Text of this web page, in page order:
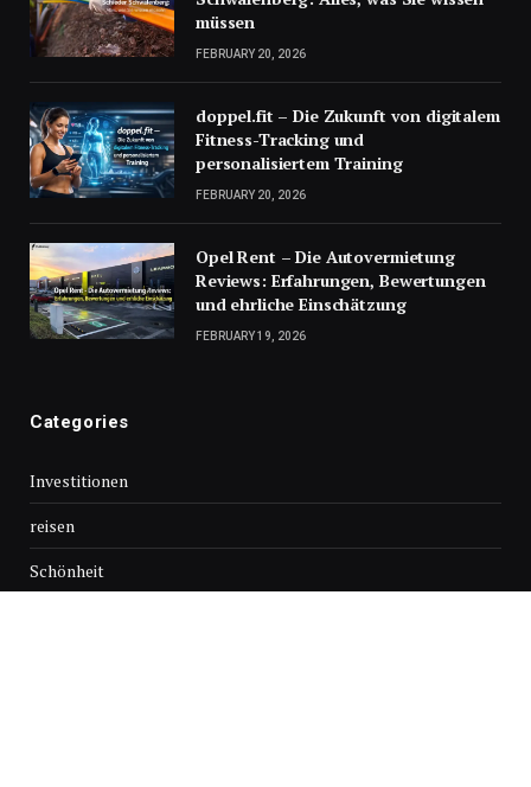
müssen
FEBRUARY 20, 2026
doppel.fit – Die Zukunft von digitalem
Fitness-Tracking und
personalisiertem Training
FEBRUARY 20, 2026
Opel Rent – Die Autovermietung
Reviews: Erfahrungen, Bewertungen
und ehrliche Einschätzung
FEBRUARY 19, 2026
Categories
Investitionen
reisen
Schönheit